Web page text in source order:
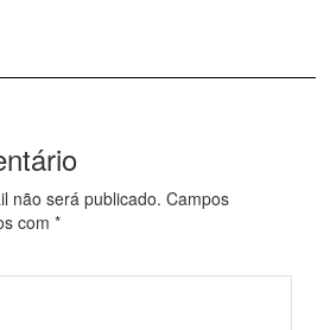
não será publicado. Campos
com *